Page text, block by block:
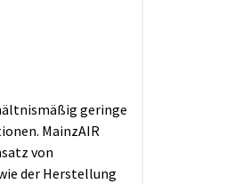
geringe
MainzAIR
von
der Herstellung